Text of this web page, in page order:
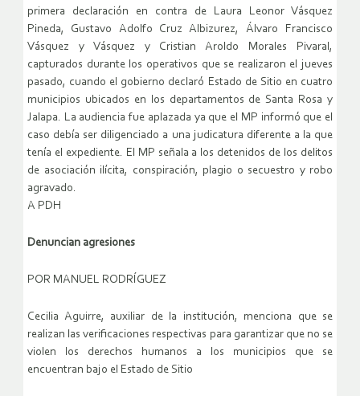
primera declaración en contra de Laura Leonor Vásquez
Pineda, Gustavo Adolfo Cruz Albizurez, Álvaro Francisco
Vásquez y Vásquez y Cristian Aroldo Morales Pivaral,
capturados durante los operativos que se realizaron el jueves
pasado, cuando el gobierno declaró Estado de Sitio en cuatro
municipios ubicados en los departamentos de Santa Rosa y
Jalapa. La audiencia fue aplazada ya que el MP informó que el
caso debía ser diligenciado a una judicatura diferente a la que
tenía el expediente. El MP señala a los detenidos de los delitos
de asociación ilícita, conspiración, plagio o secuestro y robo
agravado.
A PDH
Denuncian agresiones
POR MANUEL RODRÍGUEZ
Cecilia Aguirre, auxiliar de la institución, menciona que se
realizan las verificaciones respectivas para garantizar que no se
violen los derechos humanos a los municipios que se
encuentran bajo el Estado de Sitio